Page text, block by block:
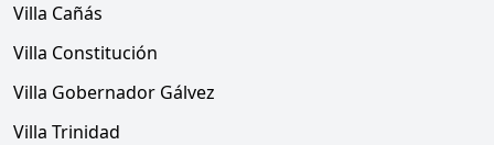
Villa Cañás
Villa Constitución
Villa Gobernador Gálvez
Villa Trinidad